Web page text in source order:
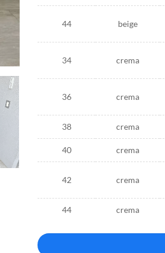
44 beige
34 crema
36 crema
38 crema
40 crema
42 crema
44 crema